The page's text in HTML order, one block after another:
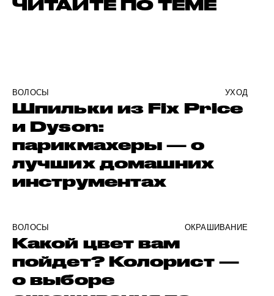
ЧИТАЙТЕ ПО ТЕМЕ
ВОЛОСЫ УХОД
Шпильки из Fix Price
и Dyson:
парикмахеры — о
лучших домашних
инструментах
ВОЛОСЫ ОКРАШИВАНИЕ
Какой цвет вам
пойдет? Колорист —
о выборе